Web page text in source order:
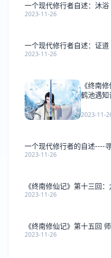
2023-11-26
一个现代修行者自述：证道
2023-11-26
《终南修仙记
鹤池遇知
2023-11-
一个现代修行者的自述----
2023-11-26
《终南修仙记》第十三回
2023-11-26
《终南修仙记》第十五回
2023-11-26